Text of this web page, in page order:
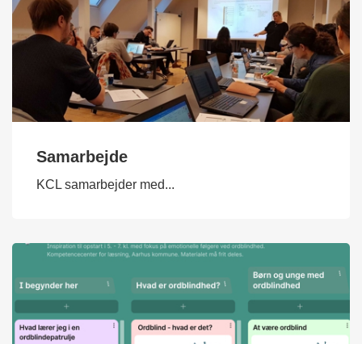
Samarbejde
KCL samarbejder med...